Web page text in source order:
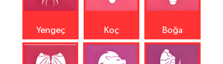
Yengeç Koç Boğa